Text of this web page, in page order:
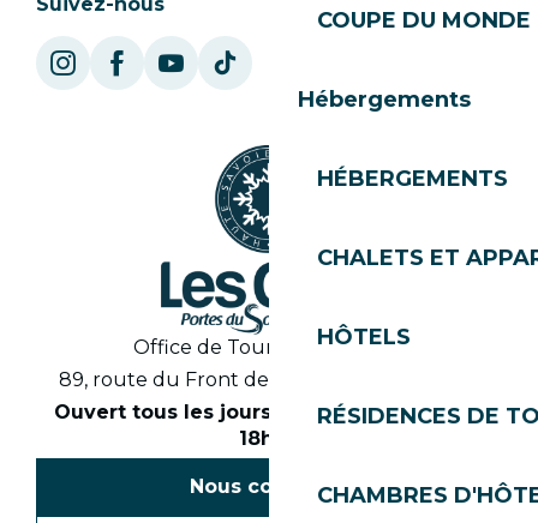
COUPE DU
Hébergements
HÉBERGEMENTS
CHALETS ET
HÔTELS
RÉSIDENCES DE
CHAMBRES
Office de Tourisme des Gets
89, route du Front de Neige 74260 Les Gets
Ouvert tous les jours en saison de 8h30 à
18h30
Nous contacter